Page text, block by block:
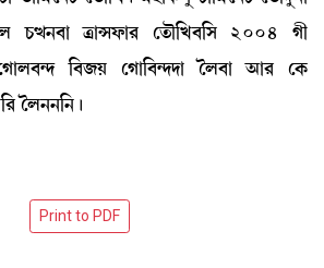
W¡x>¤à yàXó¡à¹ ët¡ï[J¤[Î 2004 Kã
[¤\Ú ëKà[¤@ƒƒà íº¤à "à¹ ëA¡
íº>>[>¡ú